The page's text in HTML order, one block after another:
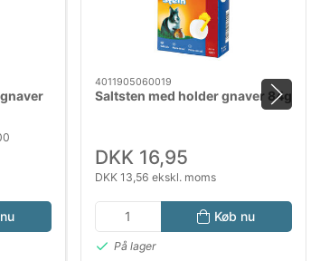
4011905060019
Saltsten med holder gnaver 84g
DKK 16,95
DKK 13,56 ekskl. moms
Køb nu
På lager